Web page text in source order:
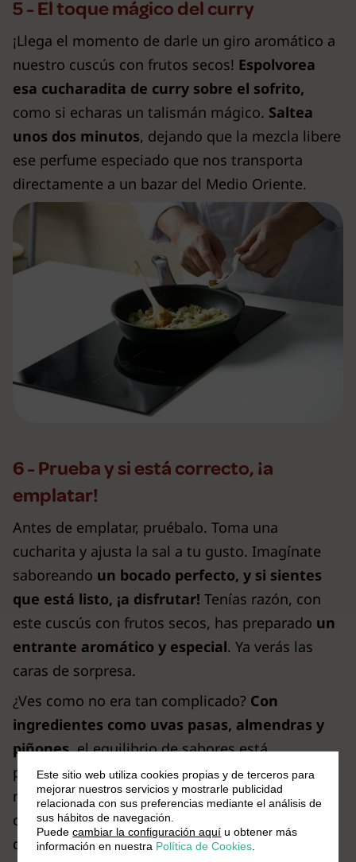
5 - El toque mágico del curry
¡Llega el momento de darle un giro aromático a
nuestro cuscús con frutos secos! Espolvorea
esa cucharadita de curry sobre el sofrito,
como si echaras un talismán mágico. Saltea
unos dos minutos, dejando que la mezcla libere
ese perfume especiado que nos transporta
directamente a un bazar del Medio Oriente.
6 - Prueba y si está correcto, ¡a
emplatar!
Antes de emplatar, pruébalo. Toma una
cucharita y ajusta la sal a tu gusto. Imagínate
saboreando un bocado perfecto, y si sientes
que está listo, ¡a disfrutar! Tenías razón, con
este cuscús con frutos secos, has preparado un
entrante aromático y especial. Ya verás las
caras de sorpresa.
¿Ves como no era tan complicado? Con
ingredientes como uvas pasas, almendras y
piñones, el equilibrio de sabores está
prácticamente garantizado. Sirve este
maravilloso couscous con frutos secos caliente
o frío, como guarnición de algún plato principal
de cocina árabe o como estrella del menú.
Este sitio web utiliza cookies propias y de terceros para
mejorar nuestros servicios y mostrarle publicidad
relacionada con sus preferencias mediante el análisis de
sus hábitos de navegación.
Puedecambiar la configuración aquí u obtener más
información en nuestra Política de Cookies